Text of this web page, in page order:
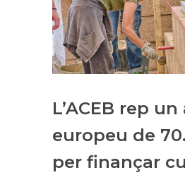
L’ACEB rep
europeu de
per finançar